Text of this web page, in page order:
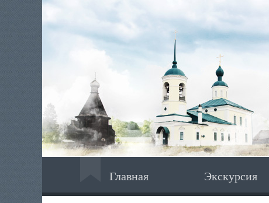
Главная Экскурсия